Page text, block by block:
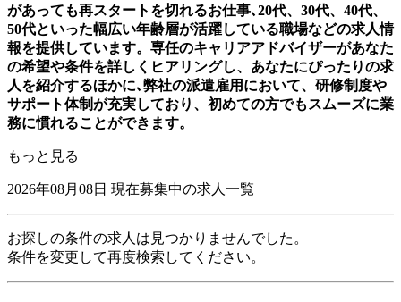
があっても再スタートを切れるお仕事､20代、30代、40代、
50代といった幅広い年齢層が活躍している職場などの求人情
報を提供しています。専任のキャリアアドバイザーがあなた
の希望や条件を詳しくヒアリングし、あなたにぴったりの求
人を紹介するほかに､弊社の派遣雇用において、研修制度や
サポート体制が充実しており、初めての方でもスムーズに業
務に慣れることができます。
もっと見る
2026年08月08日 現在募集中の求人一覧
お探しの条件の求人は見つかりませんでした。
条件を変更して再度検索してください。